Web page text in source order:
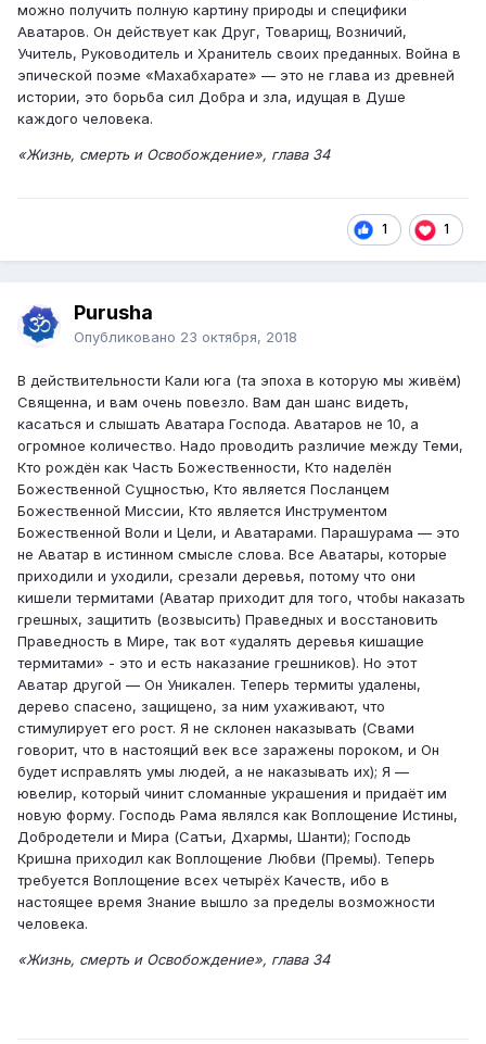
можно получить полную картину природы и специфики
Аватаров. Он действует как Друг, Товарищ, Возничий,
Учитель, Руководитель и Хранитель своих преданных. Война в
эпической поэме «Махабхарате» — это не глава из древней
истории, это борьба сил Добра и зла, идущая в Душе
каждого человека.
«Жизнь, смерть и Освобождение», глава 34
1 1
Purusha
Опубликовано 23 октября, 2018
В действительности Кали юга (та эпоха в которую мы живём)
Священна, и вам очень повезло. Вам дан шанс видеть,
касаться и слышать Аватара Господа. Аватаров не 10, а
огромное количество. Надо проводить различие между Теми,
Кто рождён как Часть Божественности, Кто наделён
Божественной Сущностью, Кто является Посланцем
Божественной Миссии, Кто является Инструментом
Божественной Воли и Цели, и Аватарами. Парашурама — это
не Аватар в истинном смысле слова. Все Аватары, которые
приходили и уходили, срезали деревья, потому что они
кишели термитами (Аватар приходит для того, чтобы наказать
грешных, защитить (возвысить) Праведных и восстановить
Праведность в Мире, так вот «удалять деревья кишащие
термитами» - это и есть наказание грешников). Но этот
Аватар другой — Он Уникален. Теперь термиты удалены,
дерево спасено, защищено, за ним ухаживают, что
стимулирует его рост. Я не склонен наказывать (Свами
говорит, что в настоящий век все заражены пороком, и Он
будет исправлять умы людей, а не наказывать их); Я —
ювелир, который чинит сломанные украшения и придаёт им
новую форму. Господь Рама являлся как Воплощение Истины,
Добродетели и Мира (Сатъи, Дхармы, Шанти); Господь
Кришна приходил как Воплощение Любви (Премы). Теперь
требуется Воплощение всех четырёх Качеств, ибо в
настоящее время Знание вышло за пределы возможности
человека.
«Жизнь, смерть и Освобождение», глава 34